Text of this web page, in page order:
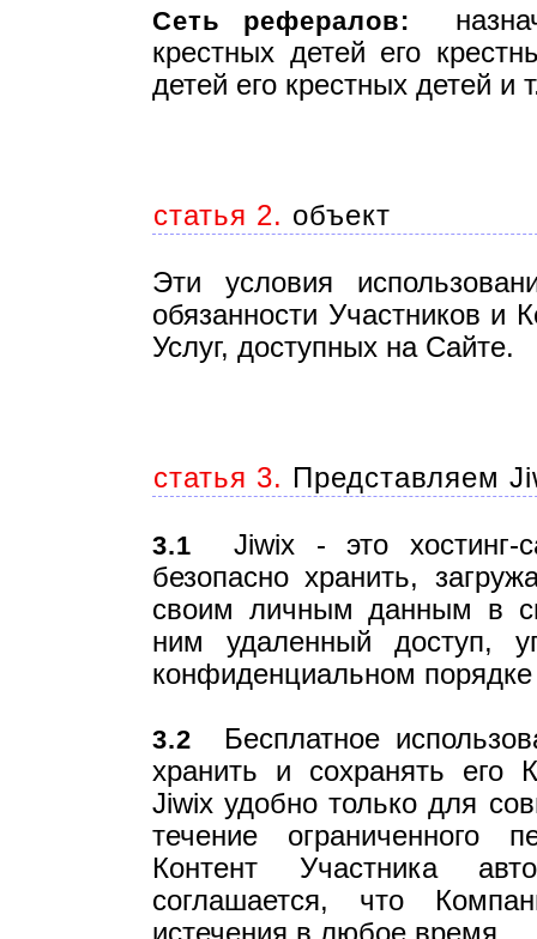
Сеть рефералов:
крестных детей его
детей его крестных детей и
статья 2. объект
Эти условия
обязанности Участников и
Услуг, доступных на Сайте.
статья 3. Представляем
3.1 Jiwix - это хостинг-
безопасно хранить,
своим личным данным в
ним удаленный доступ,
конфиденциальном
3.2 Бесплатное
хранить и сохранять его
Jiwix удобно только для
течение ограниченного
Контент Участника
соглашается, что